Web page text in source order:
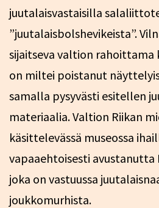
juutalaisvastaisilla
”juutalaisbolshevikeista”.
sijaitseva valtion rahoittama
on miltei poistanut
samalla pysyvästi esitellen
materiaalia. Valtion Riikan
käsittelevässä museossa
vapaaehtoisesti
joka on vastuussa
joukkomurhista.